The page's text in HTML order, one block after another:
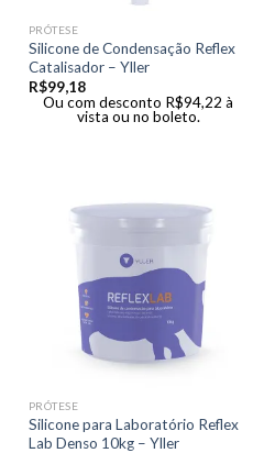
PRÓTESE
Silicone de Condensação Reflex
Catalisador – Yller
R$99,18
Ou com desconto R$94,22 à
vista ou no boleto.
PRÓTESE
Silicone para Laboratório Reflex
Lab Denso 10kg – Yller